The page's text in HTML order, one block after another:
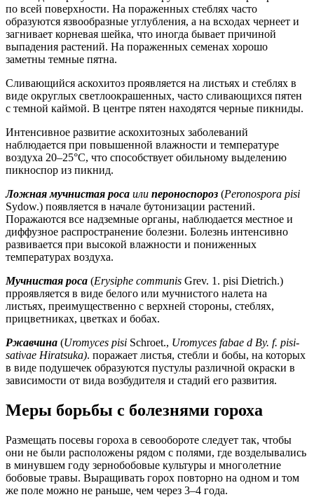
по всей поверхности. На пораженных стеблях часто
образуются язвообразные углубления, а на всходах чернеет и
загнивает корневая шейка, что иногда бывает причиной
выпадения растений. На пораженных семенах хорошо
заметны темные пятна.
Сливающийся аскохитоз проявляется на листьях и стеблях в
виде округлых светлоокрашенных, часто сливающихся пятен
с темной каймой. В центре пятен находятся черные пикниды.
Интенсивное развитие аскохитозных заболеваний
наблюдается при повышенной влажности и температуре
воздуха 20–25°C, что способствует обильному выделению
пикноспор из пикнид.
Ложная мучнистая роса или пероноспороз (Peronospora pisi
Sydow.) появляется в начале бутонизации растений.
Поражаются все надземные органы, наблюдается местное и
диффузное распространение болезни. Болезнь интенсивно
развивается при высокой влажности и пониженных
температурах воздуха.
Мучнистая роса (Erysiphe communis Grev. 1. pisi Dietrich.)
прроявляется в виде белого или мучнистого налета на
листьях, преимущественно с верхней стороны, стеблях,
прицветниках, цветках и бобах.
Ржавчина (Uromyces pisi Schroet., Uromyces fabae d By. f. pisi-
sativae Hiratsuka). поражает листья, стебли и бобы, на которых
в виде подушечек образуются пустулы различной окраски в
зависимости от вида возбудителя и стадий его развития.
Меры борьбы с болезнями гороха
Размещать посевы гороха в севообороте следует так, чтобы
они не были расположены рядом с полями, где возделывались
в минувшем году зернобобовые культуры и многолетние
бобовые травы. Выращивать горох повторно на одном и том
же поле можно не раньше, чем через 3–4 года.